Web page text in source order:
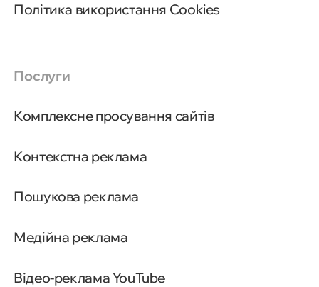
Політика використання Cookies
Послуги
Комплексне просування сайтів
Контекстна реклама
Пошукова реклама
Медійна реклама
Відео-реклама YouTube